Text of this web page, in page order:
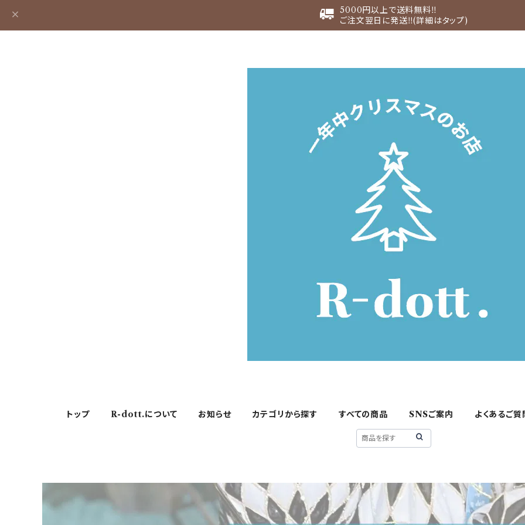
5000円以上で送料無料‼︎
ご注文翌日に発送‼︎(詳細はタップ)
トップ R-dott.について お知らせ カテゴリから探す すべての商品 SNSご案内 よくあるご質